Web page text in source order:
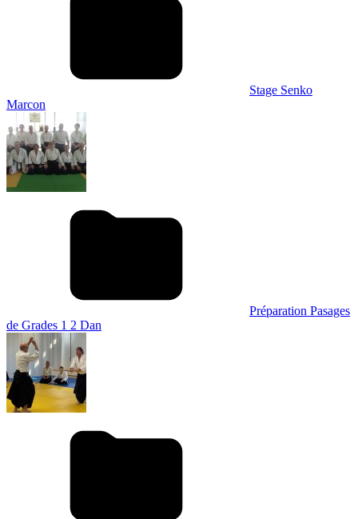
Stage Senko
Marcon
Préparation Pasages
de Grades 1 2 Dan